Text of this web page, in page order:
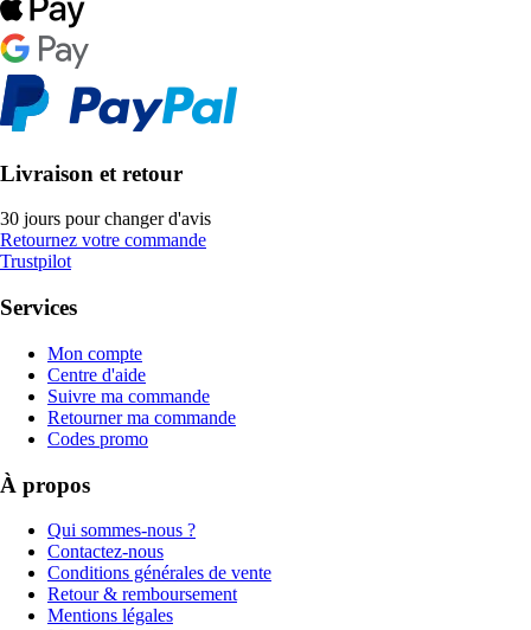
Livraison et retour
30 jours pour changer d'avis
Retournez votre commande
Trustpilot
Services
Mon compte
Centre d'aide
Suivre ma commande
Retourner ma commande
Codes promo
À propos
Qui sommes-nous ?
Contactez-nous
Conditions générales de vente
Retour & remboursement
Mentions légales